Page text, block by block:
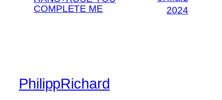
COMPLETE ME
2024
PhilippRichard